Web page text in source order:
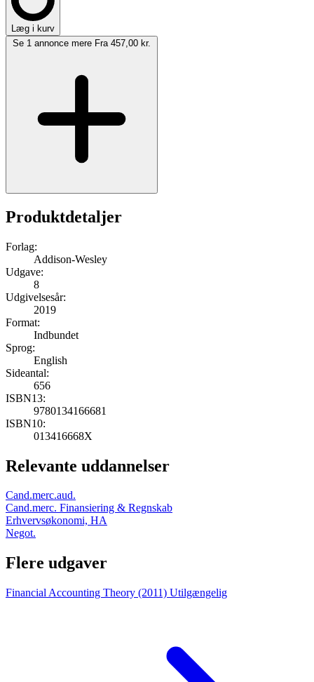
Læg i kurv
Se 1 annonce mere Fra 457,00 kr.
Produktdetaljer
Forlag:
Addison-Wesley
Udgave:
8
Udgivelsesår:
2019
Format:
Indbundet
Sprog:
English
Sideantal:
656
ISBN13:
9780134166681
ISBN10:
013416668X
Relevante uddannelser
Cand.merc.aud.
Cand.merc. Finansiering & Regnskab
Erhvervsøkonomi, HA
Negot.
Flere udgaver
Financial Accounting Theory (2011) Utilgængelig